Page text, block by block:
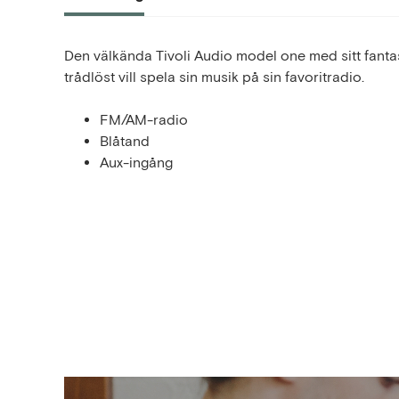
Den välkända Tivoli Audio model one med sitt
trådlöst vill spela sin musik på sin favoritradio.
FM/AM-radio
Blåtand
Aux-ingång